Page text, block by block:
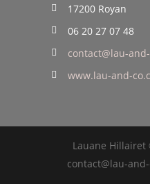
17200 Royan
06 20 27 07 48
contact@lau-
www.lau-and-
Lauane Hillairet
contact@lau-